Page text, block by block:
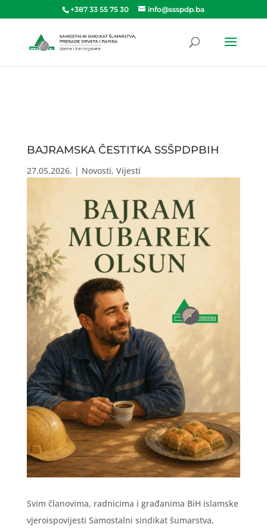
+387 33 55 75 30 info@ssspdp.ba
BAJRAMSKA ČESTITKA SSŠPDPBIH
27.05.2026. | Novosti, Vijesti
Svim članovima, radnicima i građanima BiH islamske
vjeroispovijesti Samostalni sindikat šumarstva,